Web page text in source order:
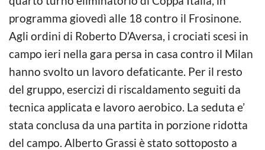
programma giovedì alle 18 contro il Frosinone.
Agli ordini di Roberto D’Aversa, i crociati scesi in
campo ieri nella gara persa in casa contro il Milan
hanno svolto un lavoro defaticante. Per il resto
del gruppo, esercizi di riscaldamento seguiti da
tecnica applicata e lavoro aerobico. La seduta e’
stata conclusa da una partita in porzione ridotta
del campo. Alberto Grassi è stato sottoposto a